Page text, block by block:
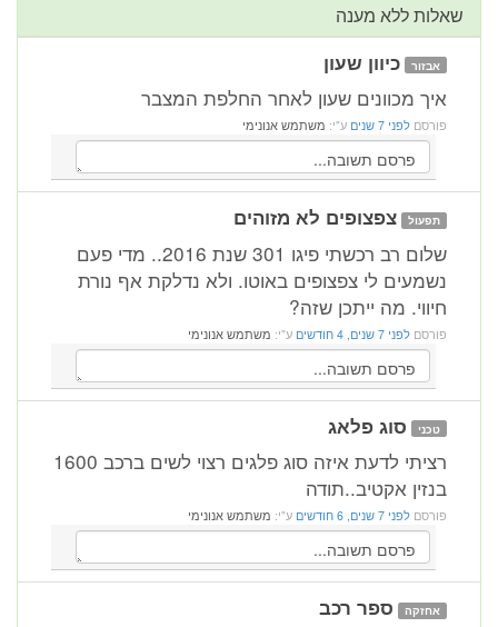
שאלות ללא מענה
אבזור כיוון שעון
איך מכוונים שעון לאחר החלפת המצבר
פורסם לפני 7 שנים ע"י: משתמש אנונימי
תפעול צפצופים לא מזוהים
שלום רב רכשתי פיגו 301 שנת 2016.. מדי פעם
נשמעים לי צפצופים באוטו. ולא נדלקת אף נורת
חיווי. מה ייתכן שזה?
פורסם לפני 7 שנים, 4 חודשים ע"י: משתמש אנונימי
טכני סוג פלאג
רציתי לדעת איזה סוג פלגים רצוי לשים ברכב 1600
בנזין אקטיב..תודה
פורסם לפני 7 שנים, 6 חודשים ע"י: משתמש אנונימי
אחזקה ספר רכב